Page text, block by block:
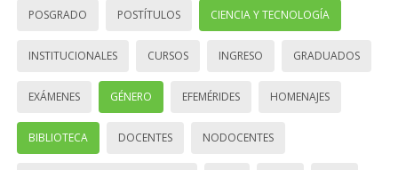
POSGRADO POSTÍTULOS CIENCIA Y TECNOLOGÍA
INSTITUCIONALES CURSOS INGRESO GRADUADOS
EXÁMENES GÉNERO EFEMÉRIDES HOMENAJES
BIBLIOTECA DOCENTES NODOCENTES